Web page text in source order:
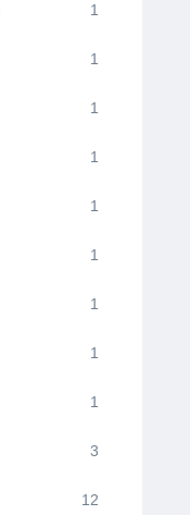
1
1
1
1
1
1
1
1
1
3
12